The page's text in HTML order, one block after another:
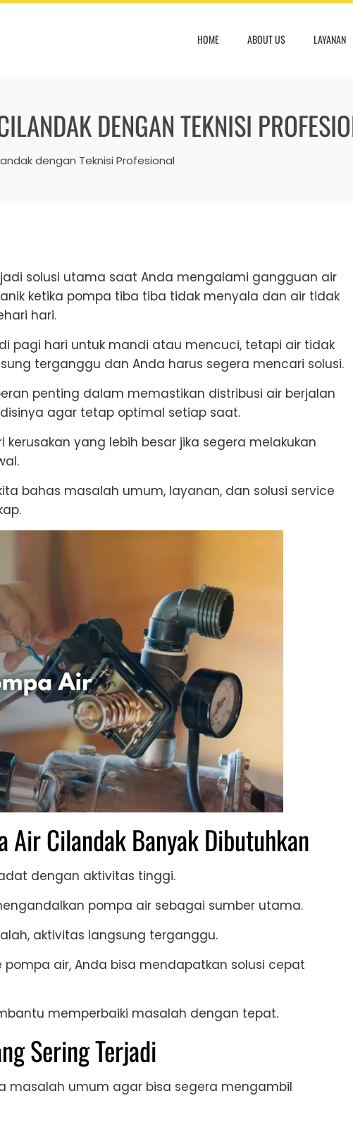
HOME ABOUT US LAYANAN
DENGAN TEKNISI
dengan Teknisi Profesional
solusi utama saat Anda mengalami gangguan air
ketika pompa tiba tiba tidak menyala dan air tidak
hari.
pagi hari untuk mandi atau mencuci, tetapi air tidak
terganggu dan Anda harus segera mencari solusi.
penting dalam memastikan distribusi air berjalan
agar tetap optimal setiap saat.
kerusakan yang lebih besar jika segera melakukan
bahas masalah umum, layanan, dan solusi service
Air Cilandak Banyak Dibutuhkan
dengan aktivitas tinggi.
pompa air sebagai sumber utama.
aktivitas langsung terganggu.
air, Anda bisa mendapatkan solusi cepat
memperbaiki masalah dengan tepat.
Sering Terjadi
masalah umum agar bisa segera mengambil